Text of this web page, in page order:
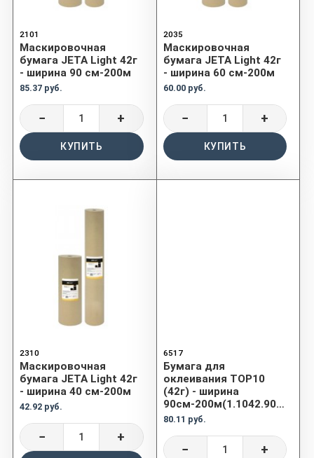
2101
Маскировочная
бумага JETA Light 42г
- ширина 90 см-200м
85.37 руб.
− +
КУПИТЬ
2035
Маскировочная
бумага JETA Light 42г
- ширина 60 см-200м
60.00 руб.
− +
КУПИТЬ
2310
Маскировочная
бумага JETA Light 42г
- ширина 40 см-200м
42.92 руб.
− +
6517
Бумага для
оклеивания TOP10
(42г) - ширина
90см-200м(1.1042.9020)
80.11 руб.
− +